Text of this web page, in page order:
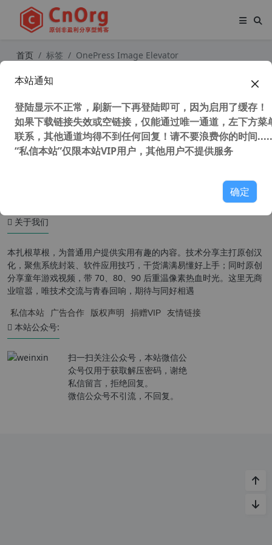
首页 标签 OnePress Image Elevator
WordPress图片粘贴上传插件 OneP
版
关于我们
本扎根草根，为普通用户提供实用有趣的内容。技术分享主打原创汉
化，聚焦系统封装、软件应用技巧，干货满满易懂好上手；同时原创
分享童年游戏视频，带 70、80、90 后重温像素热血时光。这里无商
业喧嚣，唯技术交流与青春回响，期待与同好相遇
私信本站 广告合作 版权声明 捐赠VIP 友情链接
本站公众号:
扫一扫关注公众号，本站微信公
众号仅用于获取解压密码，谢绝
私信留言，拒绝回复。
微信公众号不引流，不回复。
本站通知
登陆显示不正常，刷新一下再登陆即可，因为启用了缓存！
如果下载链接失效或空链接，仅能通过唯一通道，左下方菜
联系，其他通道均得不到任何回复！请不要浪费你的时间
“私信本站”仅限本站VIP用户，其他用户不提供服务
确定